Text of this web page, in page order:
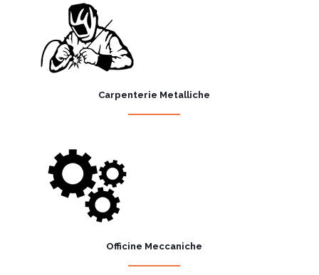
Carpenterie Metalliche
Officine Meccaniche